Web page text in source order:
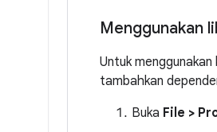
Menggunakan
Untuk
tambahkan
Buka File >